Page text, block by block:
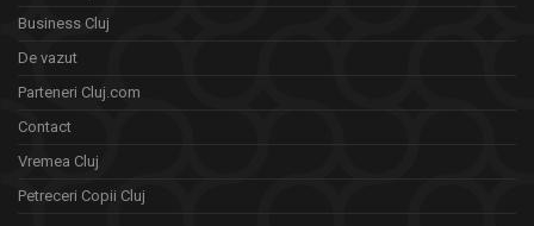
Business Cluj
De vazut
Parteneri Cluj.com
Contact
Vremea Cluj
Petreceri Copii Cluj